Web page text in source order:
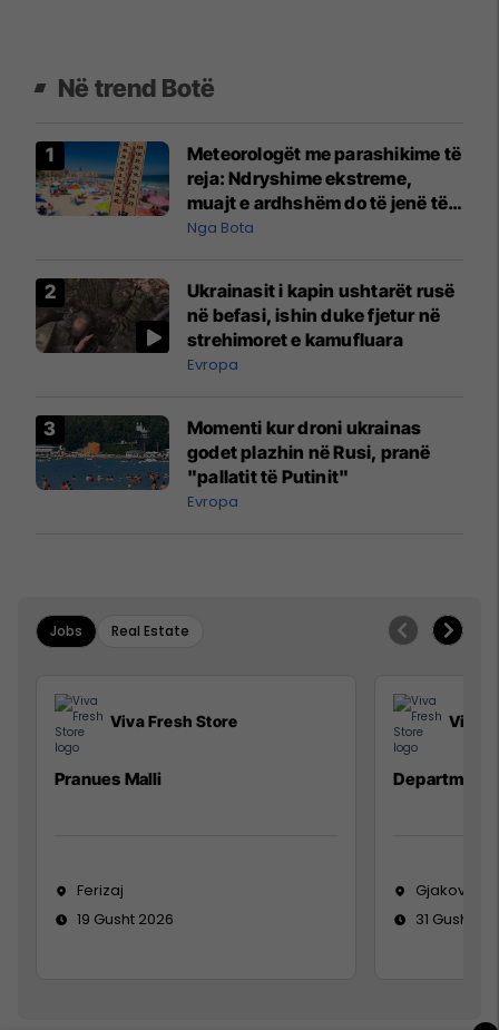
Në trend Botë
Meteorologët me parashikime të
reja: Ndryshime ekstreme,
muajt e ardhshëm do të jenë të
pazakontë
Nga Bota
Ukrainasit i kapin ushtarët rusë
në befasi, ishin duke fjetur në
strehimoret e kamufluara
Evropa
Momenti kur droni ukrainas
godet plazhin në Rusi, pranë
"pallatit të Putinit"
Evropa
Jobs Real Estate
Viva Fresh Store
Pranues Malli
Ferizaj
19 Gusht 2026
Viva
Department
Gjakovë
31 Gusht